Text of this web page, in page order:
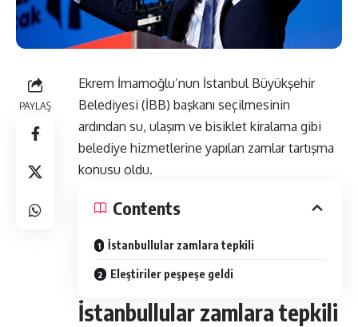
PAYLAŞ
Ekrem İmamoğlu’nun İstanbul Büyükşehir
Belediyesi (İBB) başkanı seçilmesinin
ardından su, ulaşım ve bisiklet kiralama gibi
belediye hizmetlerine yapılan zamlar tartışma
konusu oldu.
Contents
İstanbullular zamlara tepkili
Eleştiriler peşpeşe geldi
İstanbullular zamlara tepkili